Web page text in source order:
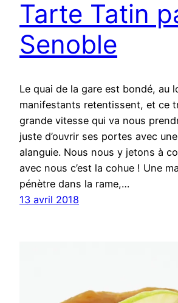
Tarte Tatin
Senoble
Le quai de la gare est bondé, au
manifestants retentissent, et ce
grande vitesse qui va nous
juste d’ouvrir ses portes avec
alanguie. Nous nous y jetons à
avec nous c’est la cohue ! Une
pénètre dans la rame,…
13 avril 2018